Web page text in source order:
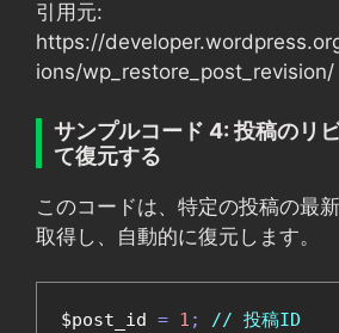
引用元:
https://
ions/wp_restore_post_revision/
サンプルコード 4: 投稿のリ
て復元する
このコードは、特定の投稿の最
取得し、自動的に復元します。
$post_id = 1 ;
// 投稿ID